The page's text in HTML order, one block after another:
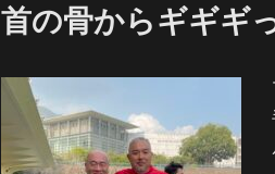
首の骨からギギギ